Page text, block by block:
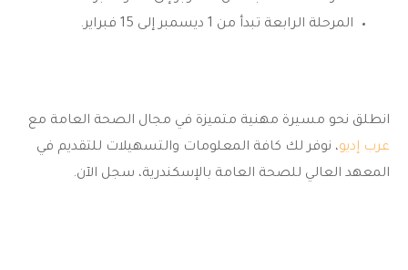
المرحلة الرابعة تبدأ من 1 ديسمبر إلى 15 فبراير.
انطلق نحو مسيرة مهنية متميزة في مجال الصحة العامة مع
عرب إديو، نوفر لك كافة المعلومات والتسهيلات للتقديم في
المعهد العالي للصحة العامة بالإسكندرية، سجل الآن.